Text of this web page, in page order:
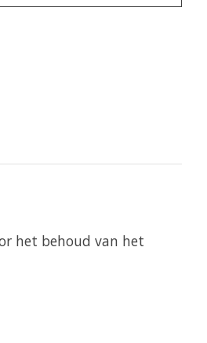
het behoud van het